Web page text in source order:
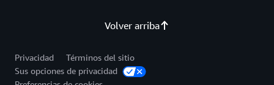
Volver arriba
Privacidad
Términos del sitio
Sus opciones de privacidad